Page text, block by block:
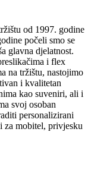
od 1997. godine
počeli smo se
glavna djelatnost.
i flex
na tržištu, nastojimo
i kvalitetan
kao suveniri, ali i
svoj osoban
personalizirani
za mobitel, privjesku